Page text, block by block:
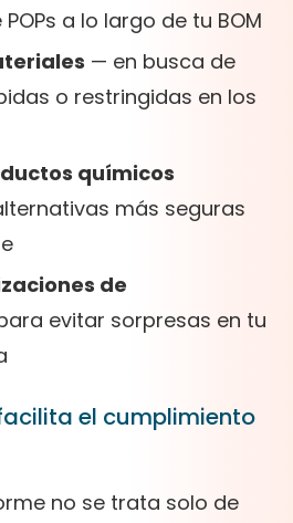
a lo largo de tu BOM
— en busca de
o restringidas en los
químicos
más seguras
de
evitar sorpresas en tu
el cumplimiento
no se trata solo de